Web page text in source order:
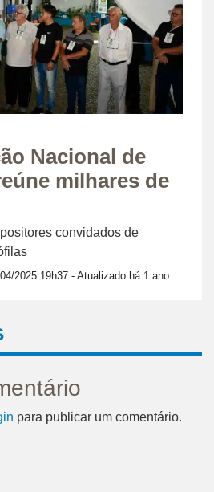
Nacional de
milhares de
convidados de
2025 19h37 - Atualizado há 1 ano
para publicar um comentário.